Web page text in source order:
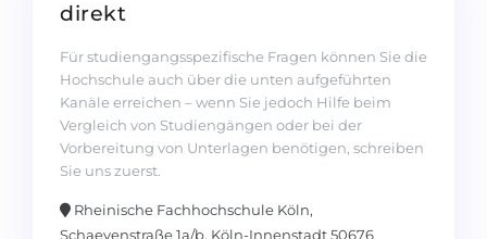
direkt
Für studiengangsspezifische Fragen können Sie die
Hochschule auch über die unten aufgeführten
Kanäle erreichen – wenn Sie jedoch Hilfe beim
Vergleich von Studiengängen oder bei der
Vorbereitung von Unterlagen benötigen, schreiben
Sie uns zuerst.
Rheinische Fachhochschule Köln,
Schaevenstraße 1a/b, Köln-Innenstadt 50676